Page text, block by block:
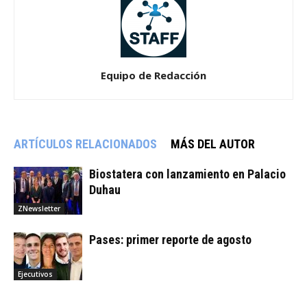
Equipo de Redacción
ARTÍCULOS RELACIONADOS MÁS DEL AUTOR
ZNewsletter
Biostatera con lanzamiento en Palacio
Duhau
Ejecutivos
Pases: primer reporte de agosto